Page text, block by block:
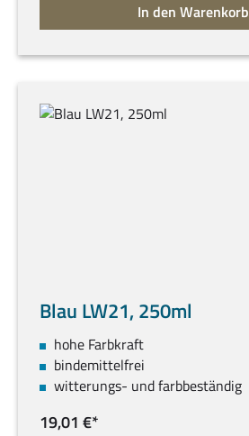
In den Warenkorb
Blau LW21, 250ml
hohe Farbkraft
bindemittelfrei
witterungs- und farbbeständig
19,01 €*